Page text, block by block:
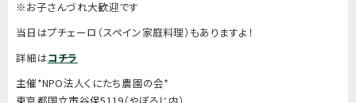
※お子さんづれ大歓迎です
当日はプチェーロ（スペイン家庭料理）もありますよ！
詳細はコチラ
主催*NPO法人くにたち農園の会*